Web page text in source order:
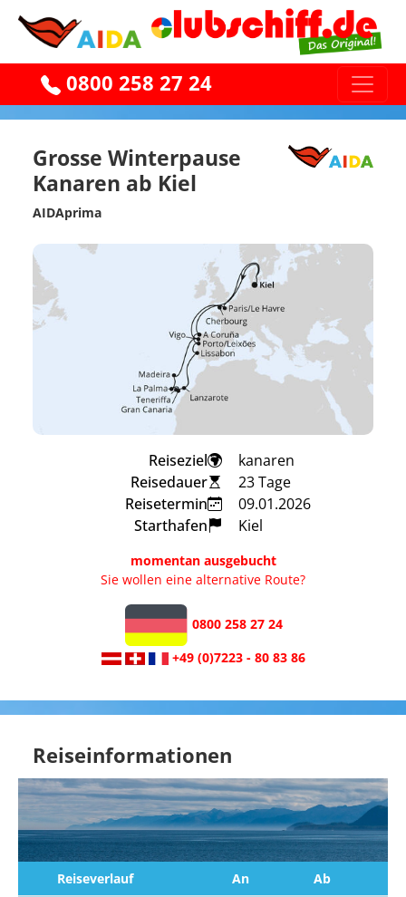
0800 258 27 24
Grosse Winterpause
Kanaren ab Kiel
AIDAprima
Reiseziel
kanaren
Reisedauer
23 Tage
Reisetermin
09.01.2026
Starthafen
Kiel
momentan ausgebucht
Sie wollen eine alternative Route?
0800 258 27 24
+49 (0)7223 - 80 83 86
Reiseinformationen
Reiseverlauf An
Ab